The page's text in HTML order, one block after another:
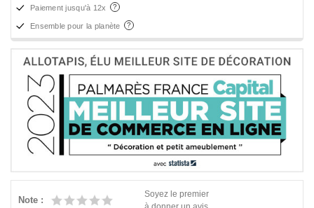
Paiement jusqu'à 12x
Ensemble pour la planète
Note :
Soyez le premier
à donner un avis